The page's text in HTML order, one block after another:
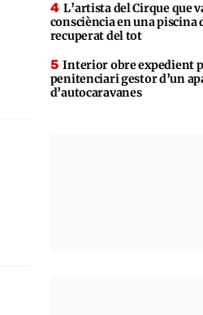
L’artista del Cirque que
consciència en una piscina
recuperat del tot
Interior obre expedient
penitenciari gestor d’un
d’autocaravanes